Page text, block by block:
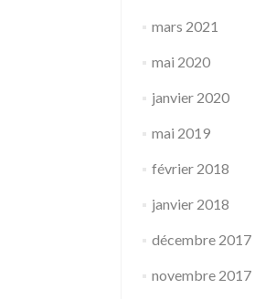
mars 2021
mai 2020
janvier 2020
mai 2019
février 2018
janvier 2018
décembre 2017
novembre 2017